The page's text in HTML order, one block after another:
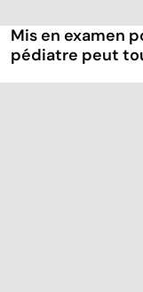
Mis en examen
pédiatre peut